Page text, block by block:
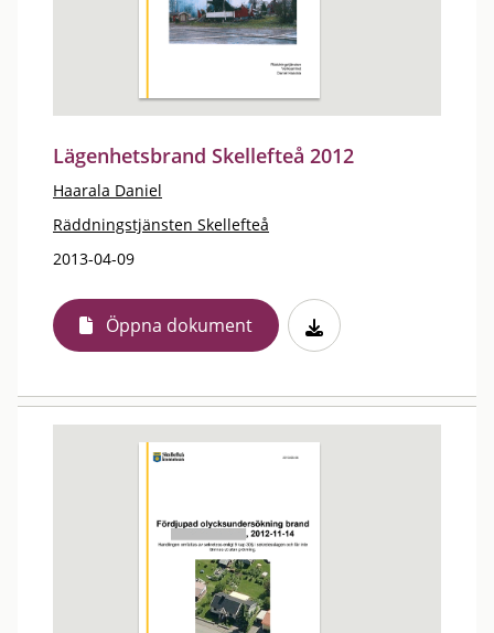
Lägenhetsbrand Skellefteå 2012
Haarala Daniel
Räddningstjänsten Skellefteå
2013-04-09
Öppna dokument